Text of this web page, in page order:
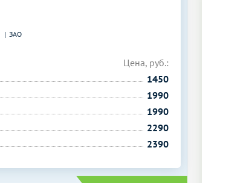
ЗАО
Цена, руб.:
1450
1990
1990
2290
2390